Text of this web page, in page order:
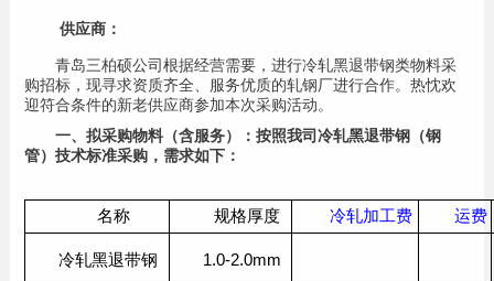
供应商：
青岛三柏硕公司 根据经营需要，进行冷轧黑退带钢类物料采
购招标，现寻求资质齐全、服务优质的轧钢厂进行合作。热忱欢
迎符合条件的新老供应商参加本次采购活动。
一、 拟采购物料（含服务）：按照我司 冷轧黑退带钢（钢
管） 技术标准采购，需求如下：
名称 规格厚度 冷轧加工费 运费
冷轧黑退带钢 1.0-2.0mm